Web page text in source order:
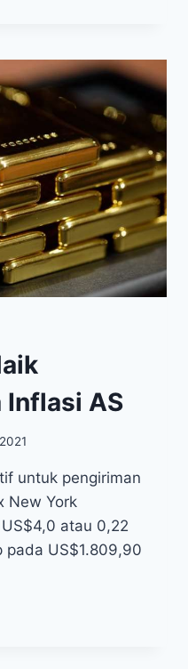
Inflasi AS
untuk pengiriman
New York
atau 0,22
pada US$1.809,90